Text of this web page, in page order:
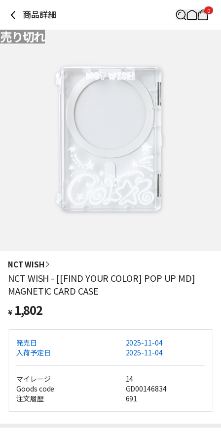
商品詳細 0
売り切れ
NCT WISH
NCT WISH - [[FIND YOUR COLOR] POP UP MD]
MAGNETIC CARD CASE
¥ 1,802
発売日
2025-11-04
入荷予定日
2025-11-04
マイレージ
14
Goods code
GD00146834
注文履歴
691